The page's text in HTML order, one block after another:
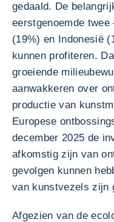
gedaald. De
eerstgenoemde
(19%) en Indonesië
kunnen profiteren.
groeiende
aanwakkeren over
productie van
Europese
december 2025 de
afkomstig zijn van
gevolgen kunnen
van kunstvezels zijn
Afgezien van de